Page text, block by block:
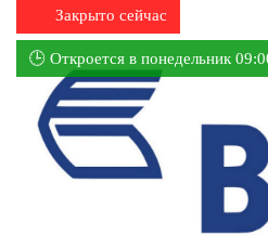
Закрыто сейчас
🕒 Откроется в понедельник